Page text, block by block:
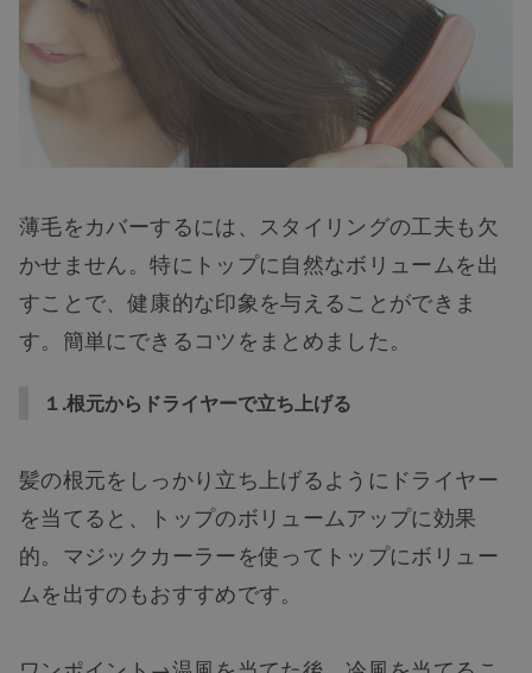
薄毛をカバーするには、スタイリングの工夫も欠
かせません。特にトップに自然なボリュームを出
すことで、健康的な印象を与えることができま
す。簡単にできるコツをまとめました。
１.根元からドライヤーで立ち上げる
髪の根元をしっかり立ち上げるようにドライヤー
を当てると、トップのボリュームアップに効果
的。マジックカーラーを使ってトップにボリュー
ムを出すのもおすすめです。